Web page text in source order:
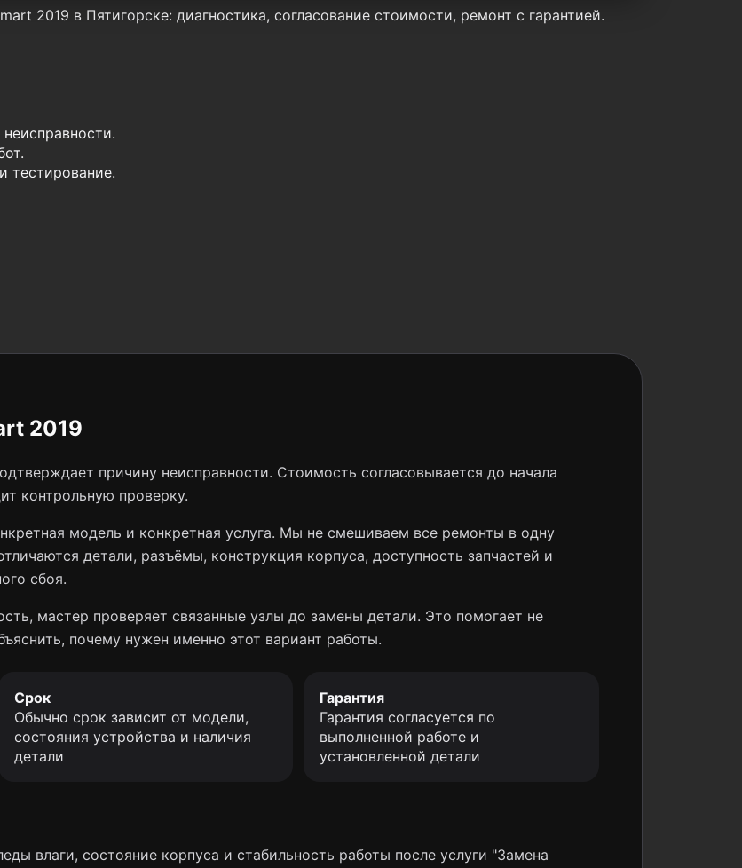
2019 в Пятигорске: диагностика, согласование стоимости, ремонт с гарантией.
тестирование.
2019
причину неисправности. Стоимость согласовывается до начала
контрольную проверку.
модель и конкретная услуга. Мы не смешиваем все ремонты в одну
детали, разъёмы, конструкция корпуса, доступность запчастей и
сбоя.
мастер проверяет связанные узлы до замены детали. Это помогает не
почему нужен именно этот вариант работы.
Срок
Обычно срок зависит от модели,
состояния устройства и наличия
детали
Гарантия
Гарантия согласуется по
выполненной работе и
установленной детали
влаги, состояние корпуса и стабильность работы после услуги "Замена